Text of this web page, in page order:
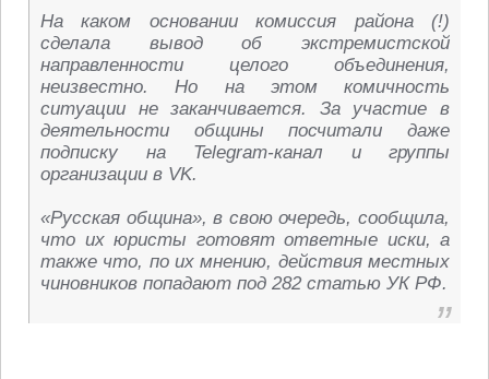
На каком основании комиссия района (!)
сделала вывод об экстремистской
направленности целого объединения,
неизвестно. Но на этом комичность
ситуации не заканчивается. За участие в
деятельности общины посчитали даже
подписку на Telegram-канал и группы
организации в VK.
«Русская община», в свою очередь, сообщила,
что их юристы готовят ответные иски, а
также что, по их мнению, действия местных
чиновников попадают под 282 статью УК РФ.